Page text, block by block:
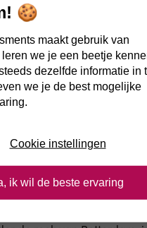
verschillende
🍪
maakt gebruik van
we je een beetje
dezelfde informatie in
we je de best mogelijke
Cookie instellingen
ik wil de beste ervaring